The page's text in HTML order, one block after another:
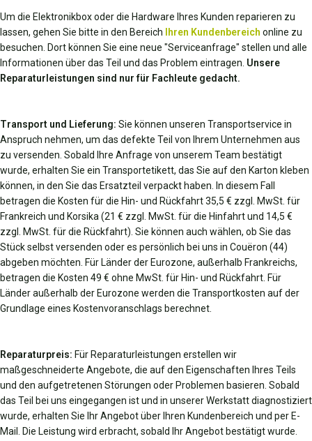
Um die Elektronikbox oder die Hardware Ihres Kunden reparieren zu
lassen, gehen Sie bitte in den Bereich
Ihren Kundenbereich online zu
besuchen. Dort können Sie eine neue "Serviceanfrage" stellen und alle
Informationen über das Teil und das Problem eintragen. Unsere
Reparaturleistungen sind nur für Fachleute gedacht.
Transport und Lieferung: Sie können unseren Transportservice in
Anspruch nehmen, um das defekte Teil von Ihrem Unternehmen aus
zu versenden. Sobald Ihre Anfrage von unserem Team bestätigt
wurde, erhalten Sie ein Transportetikett, das Sie auf den Karton kleben
können, in den Sie das Ersatzteil verpackt haben. In diesem Fall
betragen die Kosten für die Hin- und Rückfahrt 35,5 € zzgl. MwSt. für
Frankreich und Korsika (21 € zzgl. MwSt. für die Hinfahrt und 14,5 €
zzgl. MwSt. für die Rückfahrt). Sie können auch wählen, ob Sie das
Stück selbst versenden oder es persönlich bei uns in Couëron (44)
abgeben möchten. Für Länder der Eurozone, außerhalb Frankreichs,
betragen die Kosten 49 € ohne MwSt. für Hin- und Rückfahrt. Für
Länder außerhalb der Eurozone werden die Transportkosten auf der
Grundlage eines Kostenvoranschlags berechnet.
Reparaturpreis: Für Reparaturleistungen erstellen wir
maßgeschneiderte Angebote, die auf den Eigenschaften Ihres Teils
und den aufgetretenen Störungen oder Problemen basieren. Sobald
das Teil bei uns eingegangen ist und in unserer Werkstatt diagnostiziert
wurde, erhalten Sie Ihr Angebot über Ihren Kundenbereich und per E-
Mail. Die Leistung wird erbracht, sobald Ihr Angebot bestätigt wurde.